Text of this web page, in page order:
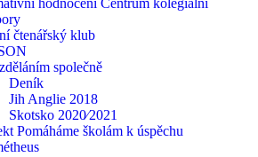
hodnocení Centrum kolegiální
čtenářský klub
společně
Deník
Jih Anglie 2018
Skotsko 2020⁄2021
Pomáháme školám k úspěchu